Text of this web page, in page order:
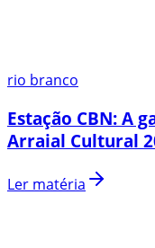
rio branco
Estação CBN: A
Arraial Cultural
Ler matéria